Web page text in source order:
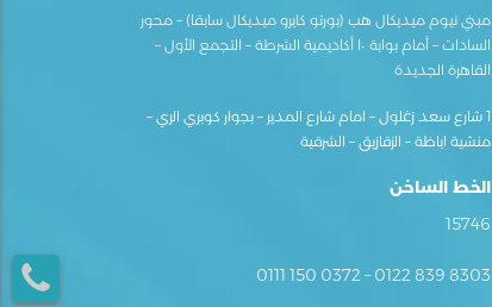
مبني نيوم ميديكال هب (بورتو كايرو ميديكال سابقا) – محور
السادات – أمام بوابة ١٠ أكاديمية الشرطة – التجمع الأول –
القاهرة الجديدة
1 شارع سعد زغلول – امام شارع المدير – بجوار كوبري الري –
منشية اباظة – الزقازيق – الشرقية
الخط الساخن
15746
0111 150 0372 –0122 839 8303